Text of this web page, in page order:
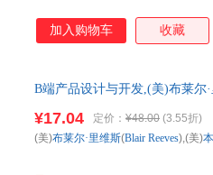
加入购物车 收藏
B端产品设计与开发,(美)布莱尔
团购优惠咨询：13284178503
¥17.04 定价： ¥48.00 (3.55折)
(美)布莱尔·里维斯(Blair Reeves),(美)